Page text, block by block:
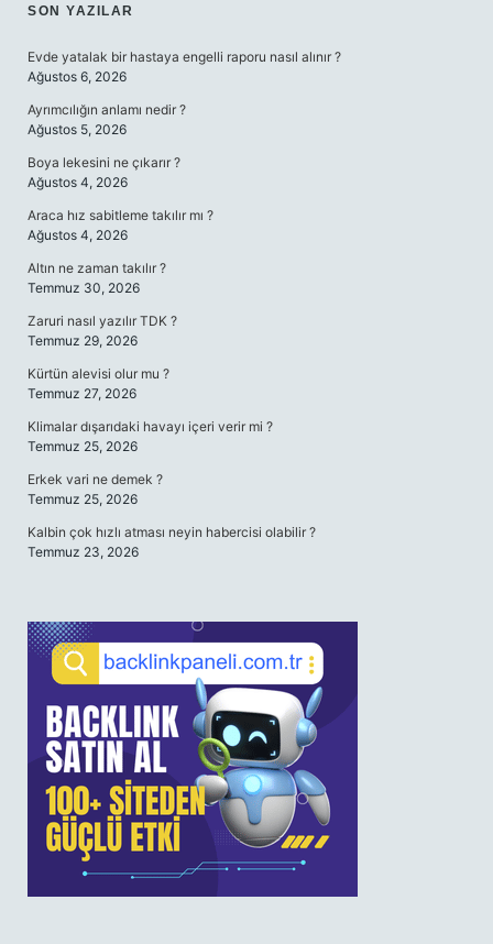
SIDEBAR
SON YAZILAR
Evde yatalak bir hastaya engelli raporu nasıl alınır ?
Ağustos 6, 2026
Ayrımcılığın anlamı nedir ?
Ağustos 5, 2026
Boya lekesini ne çıkarır ?
Ağustos 4, 2026
Araca hız sabitleme takılır mı ?
Ağustos 4, 2026
Altın ne zaman takılır ?
Temmuz 30, 2026
Zaruri nasıl yazılır TDK ?
Temmuz 29, 2026
Kürtün alevisi olur mu ?
Temmuz 27, 2026
Klimalar dışarıdaki havayı içeri verir mi ?
Temmuz 25, 2026
Erkek vari ne demek ?
Temmuz 25, 2026
Kalbin çok hızlı atması neyin habercisi olabilir ?
Temmuz 23, 2026